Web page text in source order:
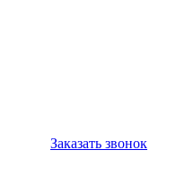
Заказать звонок